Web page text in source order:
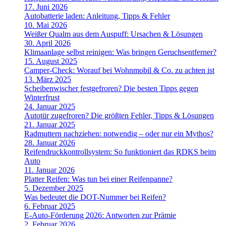
17. Juni 2026
Autobatterie laden: Anleitung, Tipps & Fehler
10. Mai 2026
Weißer Qualm aus dem Auspuff: Ursachen & Lösungen
30. April 2026
Klimaanlage selbst reinigen: Was bringen Geruchsentferner?
15. August 2025
Camper-Check: Worauf bei Wohnmobil & Co. zu achten ist
13. März 2025
Scheibenwischer festgefroren? Die besten Tipps gegen
Winterfrust
24. Januar 2025
Autotür zugefroren? Die größten Fehler, Tipps & Lösungen
21. Januar 2025
Radmuttern nachziehen: notwendig – oder nur ein Mythos?
28. Januar 2026
Reifendruckkontrollsystem: So funktioniert das RDKS beim
Auto
11. Januar 2026
Platter Reifen: Was tun bei einer Reifenpanne?
5. Dezember 2025
Was bedeutet die DOT-Nummer bei Reifen?
6. Februar 2025
E-Auto-Förderung 2026: Antworten zur Prämie
2. Februar 2026